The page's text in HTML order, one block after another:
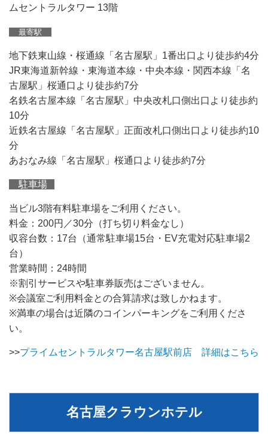
ムセントラルタワー 13階
最寄駅
地下鉄東山線・桜通線「名古屋駅」1番出口より徒歩約4分
JR東海道新幹線・東海道本線・中央本線・関西本線「名
古屋駅」桜通口より徒歩約7分
名鉄名古屋本線「名古屋駅」中央改札口側出口より徒歩約
10分
近鉄名古屋線「名古屋駅」正面改札口側出口より徒歩約10
分
あおなみ線「名古屋駅」桜通口より徒歩約7分
駐車場
当ビル3階有料駐車場をご利用ください。
料金：200円／30分（打ち切り料金なし）
収容台数：17台（通常駐車場15台・EV充電対応駐車場2
台）
営業時間：24時間
※割引サービスや駐車券販売はございません。
※会議室ご利用料金との合算請求は致しかねます。
※満車の場合は近隣のコインパーキングをご利用くださ
い。
>>プライムセントラルタワー名古屋駅前店 詳細はこちら
名古屋クラウンホテル